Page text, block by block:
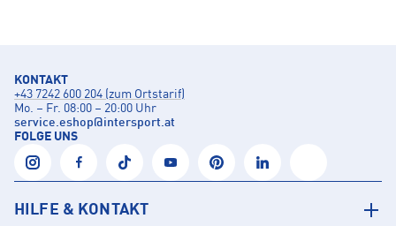
KONTAKT
+43 7242 600 204 (zum Ortstarif)
Mo. – Fr. 08:00 – 20:00 Uhr
service.eshop@intersport.at
FOLGE UNS
HILFE & KONTAKT